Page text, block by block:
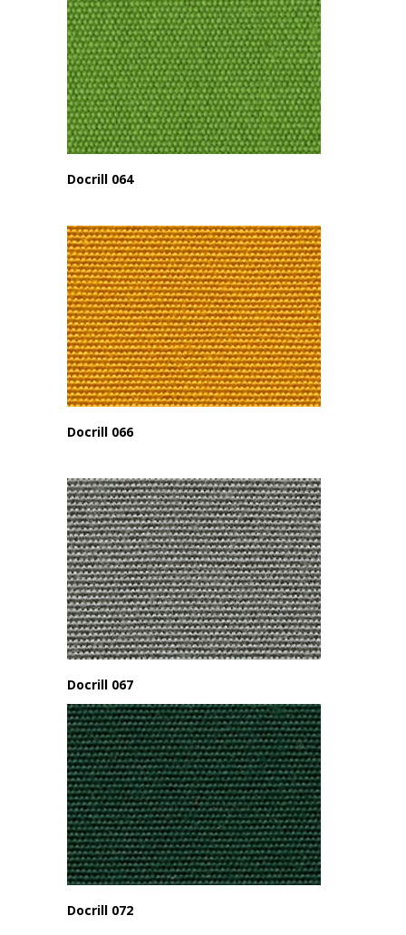
Docrill 064
Docrill 066
Docrill 067
Docrill 072